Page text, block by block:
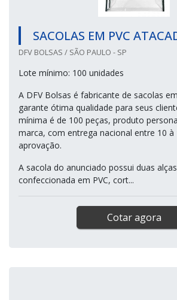
SACOLAS EM PVC
DFV BOLSAS / SÃO PAULO - SP
Lote mínimo: 100 unidades
A DFV Bolsas é fabricante de sacolas
garante ótima qualidade para seus
mínima é de 100 peças, produto
marca, com entrega nacional entre 10 à
aprovação.
A sacola do anunciado possui duas
confeccionada em PVC, cort...
Cotar agora